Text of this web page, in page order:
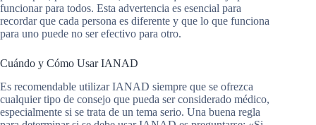
funcionar para todos. Esta advertencia es esencial para
recordar que cada persona es diferente y que lo que funciona
para uno puede no ser efectivo para otro.
Cuándo y Cómo Usar IANAD
Es recomendable utilizar IANAD siempre que se ofrezca
cualquier tipo de consejo que pueda ser considerado médico,
especialmente si se trata de un tema serio. Una buena regla